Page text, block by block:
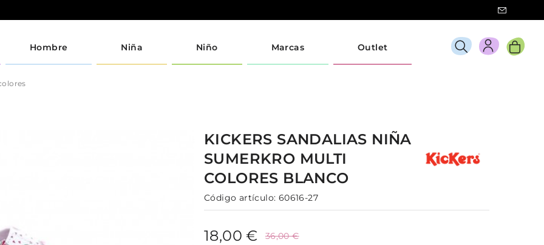
Hombre Niña Niño Marcas Outlet
KICKERS SANDALIAS NIÑA
SUMERKRO MULTI
COLORES BLANCO
Código artículo: 60616-27
18,00 € 36,00 €